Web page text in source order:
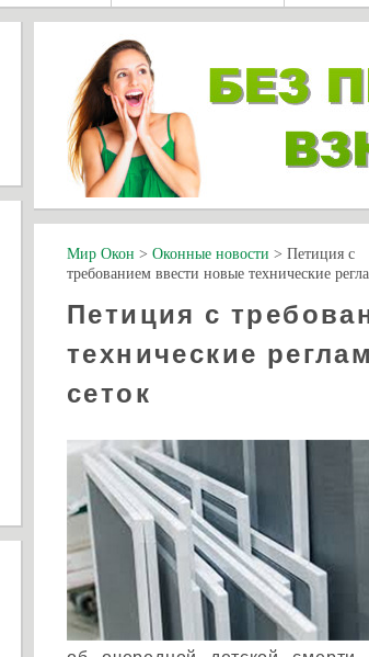
Мир Окон > Оконные новости > Петиция с
требованием ввести новые технические
Петиция с
технические
сеток